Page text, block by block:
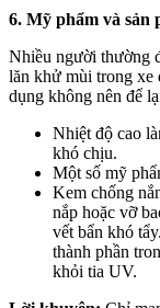
6. Mỹ phẩm và sản
Nhiều người thường
lăn khử mùi trong xe
dụng không nên để
Nhiệt độ cao
khó chịu.
Một số mỹ
Kem chống
nắp hoặc vỡ
vết bẩn khó
thành phần
khỏi tia UV.